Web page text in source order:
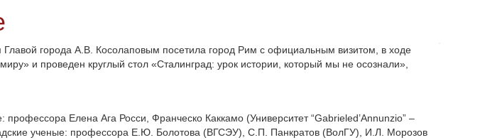
города А.В. Косолаповым посетила город Рим с официальным визитом, в ходе
и проведен круглый стол «Сталинград: урок истории, который мы не осознали»,
Елена Ага Росси, Франческо Каккамо (Университет “Gabrieled’Annunzio” –
ученые: профессора Е.Ю. Болотова (ВГСЭУ), С.П. Панкратов (ВолГУ), И.Л. Морозов